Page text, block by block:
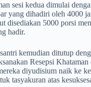
sesi kedua dimulai
yang dihadiri oleh 4000
disediakan 5000 porsi
hadir.
kemudian ditutup
Resepsi
diyudisium naik ke
tasyakuran atas